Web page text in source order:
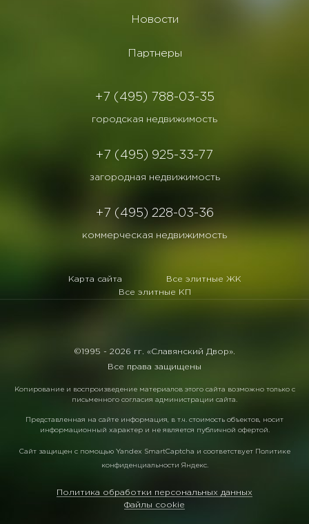
Новости
Партнеры
+7 (495) 788-03-35
городская недвижимость
+7 (495) 925-33-77
загородная недвижимость
+7 (495) 228-03-36
коммерческая недвижимость
Карта сайта
Все элитные ЖК
Все элитные КП
©1995 - 2026 гг. «Славянский Двор».
Все права защищены
Копирование и воспроизведение материалов этого сайта возможно только с
письменного согласия администрации сайта.
Представленная на сайте информация, в т.ч. стоимость объектов, носит
информационный характер и не является публичной офертой.
Сайт защищен с помощью Yandex SmartCaptcha и соответствует Политике
конфиденциальности Яндекс.
Политика обработки персональных данных
Файлы cookie